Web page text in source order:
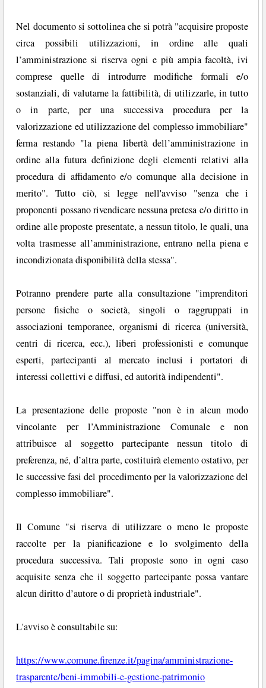
Nel documento si sottolinea che si potrà "acquisire proposte
circa possibili utilizzazioni, in ordine alle quali
l’amministrazione si riserva ogni e più ampia facoltà, ivi
comprese quelle di introdurre modifiche formali e/o
sostanziali, di valutarne la fattibilità, di utilizzarle, in tutto
o in parte, per una successiva procedura per la
valorizzazione ed utilizzazione del complesso immobiliare"
ferma restando "la piena libertà dell’amministrazione in
ordine alla futura definizione degli elementi relativi alla
procedura di affidamento e/o comunque alla decisione in
merito". Tutto ciò, si legge nell'avviso "senza che i
proponenti possano rivendicare nessuna pretesa e/o diritto in
ordine alle proposte presentate, a nessun titolo, le quali, una
volta trasmesse all’amministrazione, entrano nella piena e
incondizionata disponibilità della stessa".
Potranno prendere parte alla consultazione "imprenditori
persone fisiche o società, singoli o raggruppati in
associazioni temporanee, organismi di ricerca (università,
centri di ricerca, ecc.), liberi professionisti e comunque
esperti, partecipanti al mercato inclusi i portatori di
interessi collettivi e diffusi, ed autorità indipendenti".
La presentazione delle proposte "non è in alcun modo
vincolante per l’Amministrazione Comunale e non
attribuisce al soggetto partecipante nessun titolo di
preferenza, né, d’altra parte, costituirà elemento ostativo, per
le successive fasi del procedimento per la valorizzazione del
complesso immobiliare".
Il Comune "si riserva di utilizzare o meno le proposte
raccolte per la pianificazione e lo svolgimento della
procedura successiva. Tali proposte sono in ogni caso
acquisite senza che il soggetto partecipante possa vantare
alcun diritto d’autore o di proprietà industriale".
L'avviso è consultabile su:
https://www.comune.firenze.it/pagina/amministrazione-
trasparente/beni-immobili-e-gestione-patrimonio